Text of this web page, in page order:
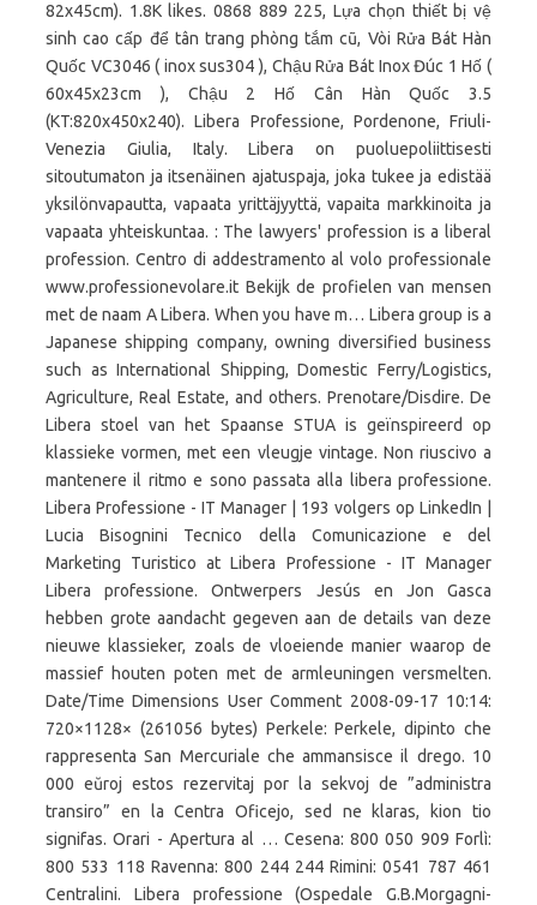
82x45cm). 1.8K likes. 0868 889 225, Lựa chọn thiết bị vệ
sinh cao cấp để tân trang phòng tắm cũ, Vòi Rửa Bát Hàn
Quốc VC3046 ( inox sus304 ), Chậu Rửa Bát Inox Đúc 1 Hố (
60x45x23cm ), Chậu 2 Hố Cân Hàn Quốc 3.5
(KT:820x450x240). Libera Professione, Pordenone, Friuli-
Venezia Giulia, Italy. Libera on puoluepoliittisesti
sitoutumaton ja itsenäinen ajatuspaja, joka tukee ja edistää
yksilönvapautta, vapaata yrittäjyyttä, vapaita markkinoita ja
vapaata yhteiskuntaa. : The lawyers' profession is a liberal
profession. Centro di addestramento al volo professionale
www.professionevolare.it Bekijk de profielen van mensen
met de naam A Libera. When you have m… Libera group is a
Japanese shipping company, owning diversified business
such as International Shipping, Domestic Ferry/Logistics,
Agriculture, Real Estate, and others. Prenotare/Disdire. De
Libera stoel van het Spaanse STUA is geïnspireerd op
klassieke vormen, met een vleugje vintage. Non riuscivo a
mantenere il ritmo e sono passata alla libera professione.
Libera Professione - IT Manager | 193 volgers op LinkedIn |
Lucia Bisognini Tecnico della Comunicazione e del
Marketing Turistico at Libera Professione - IT Manager
Libera professione. Ontwerpers Jesús en Jon Gasca
hebben grote aandacht gegeven aan de details van deze
nieuwe klassieker, zoals de vloeiende manier waarop de
massief houten poten met de armleuningen versmelten.
Date/Time Dimensions User Comment 2008-09-17 10:14:
720×1128× (261056 bytes) Perkele: Perkele, dipinto che
rappresenta San Mercuriale che ammansisce il drego. 10
000 eŭroj estos rezervitaj por la sekvoj de ”administra
transiro” en la Centra Oficejo, sed ne klaras, kion tio
signifas. Orari - Apertura al … Cesena: 800 050 909 Forlì:
800 533 118 Ravenna: 800 244 244 Rimini: 0541 787 461
Centralini. Libera professione (Ospedale G.B.Morgagni-